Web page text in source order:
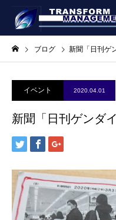
ブログ 新聞「日刊ゲ
イベント 2020.04.01
新聞「日刊ゲンダ